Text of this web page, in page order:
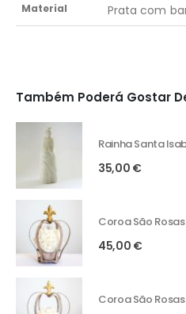
Material Prata com
Também Poderá Gostar
Rainha Santa
35,00 €
Coroa São
45,00 €
Coroa São